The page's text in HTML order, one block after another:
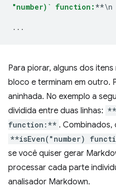
"number)` function: **\n
...
Para piorar, alguns dos
bloco e terminam em outro.
aninhada. No exemplo a
dividida entre duas linhas:
function:** . Combinados,
**isEven("number)
se você quiser gerar
processar cada parte
analisador Markdown.